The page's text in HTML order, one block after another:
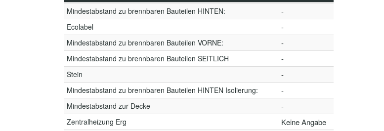
Mindestabstand zu brennbaren Bauteilen HINTEN: -
Ecolabel -
Mindestabstand zu brennbaren Bauteilen VORNE: -
Mindestabstand zu brennbaren Bauteilen SEITLICH -
Stein -
Mindestabstand zu brennbaren Bauteilen HINTEN Isolierung: -
Mindestabstand zur Decke -
Zentralheizung Erg Keine Angabe